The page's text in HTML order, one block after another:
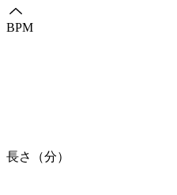
BPM
長さ（分）